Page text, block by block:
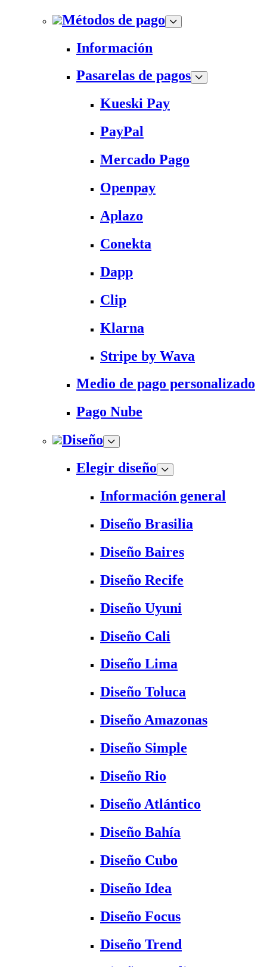
Métodos de pago
Información
Pasarelas de pagos
Kueski Pay
PayPal
Mercado Pago
Openpay
Aplazo
Conekta
Dapp
Clip
Klarna
Stripe by Wava
Medio de pago personalizado
Pago Nube
Diseño
Elegir diseño
Información general
Diseño Brasilia
Diseño Baires
Diseño Recife
Diseño Uyuni
Diseño Cali
Diseño Lima
Diseño Toluca
Diseño Amazonas
Diseño Simple
Diseño Rio
Diseño Atlántico
Diseño Bahía
Diseño Cubo
Diseño Idea
Diseño Focus
Diseño Trend